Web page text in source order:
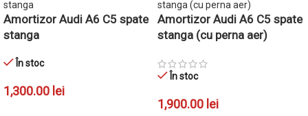
Amortizor Audi A6 C5 spate
stanga
În stoc
1,300.00 lei
Amortizor Audi A6 C5 spate
stanga (cu perna aer)
În stoc
1,900.00 lei